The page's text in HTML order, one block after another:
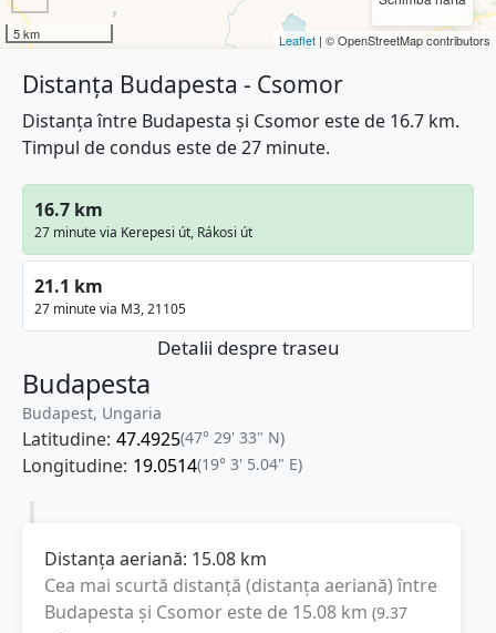
5 km Leaflet | © OpenStreetMap contributors
Distanța Budapesta - Csomor
Distanța între Budapesta și Csomor este de 16.7 km.
Timpul de condus este de 27 minute.
16.7 km
27 minute via Kerepesi út, Rákosi út
21.1 km
27 minute via M3, 21105
Detalii despre traseu
Budapesta
Budapest, Ungaria
Latitudine: 47.4925(47° 29' 33" N)
Longitudine: 19.0514(19° 3' 5.04" E)
Distanța aeriană: 15.08 km
Cea mai scurtă distanță (distanța aeriană) între
Budapesta și Csomor este de 15.08 km (9.37